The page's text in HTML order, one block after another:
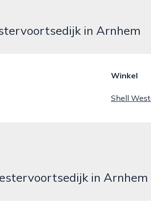
in Arnhem
Winkel
Shell
in Arnhem